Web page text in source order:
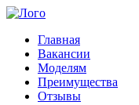
Главная
Вакансии
Моделям
Преимущества
Отзывы